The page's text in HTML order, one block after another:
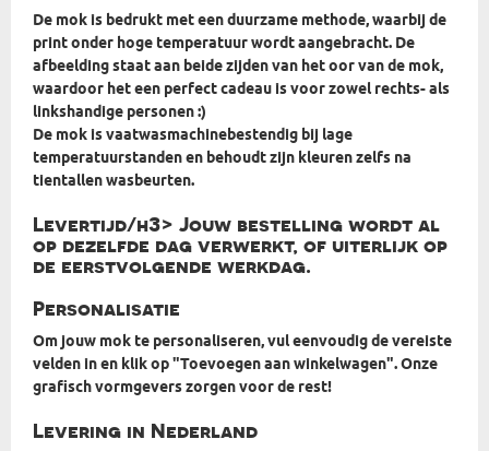
De mok is bedrukt met een duurzame methode, waarbij de
print onder hoge temperatuur wordt aangebracht. De
afbeelding staat aan beide zijden van het oor van de mok,
waardoor het een perfect cadeau is voor zowel rechts- als
linkshandige personen :)
De mok is vaatwasmachinebestendig bij lage
temperatuurstanden en behoudt zijn kleuren zelfs na
tientallen wasbeurten.
Levertijd/h3> Jouw bestelling wordt al
op dezelfde dag verwerkt, of uiterlijk op
de eerstvolgende werkdag.
Personalisatie
Om jouw mok te personaliseren, vul eenvoudig de vereiste
velden in en klik op "Toevoegen aan winkelwagen". Onze
grafisch vormgevers zorgen voor de rest!
Levering in Nederland